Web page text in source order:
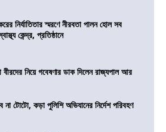
নির্যাতিতার স্মরণে নীরবতা পালন হোল সব
কেন্দ্র, প্রতিষ্ঠানে
বীরদের নিয়ে গবেষণার ডাক দিলেন রাজ্যপাল আর
টোটো, কড়া পুলিশি অভিযানের নির্দেশ পরিবহণ